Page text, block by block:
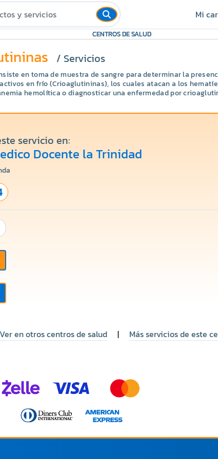
Mi
CENTROS DE SALUD
/ Servicios
en toma de muestra de sangre para determinar la
en frío (Crioaglutininas), los cuales atacan a los
hemolítica o diagnosticar una enfermedad por
servicio en:
Docente la Trinidad
Ver en otros centros de salud | Más servicios de este